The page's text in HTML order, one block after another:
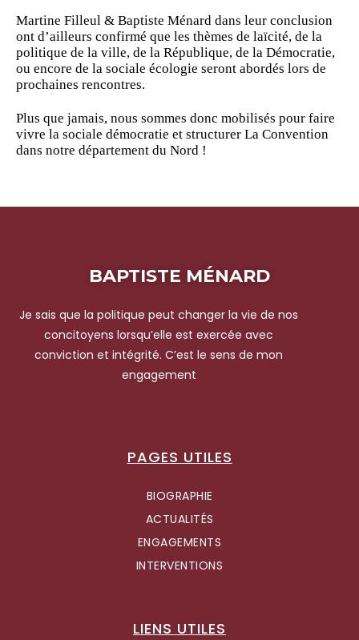
Martine Filleul & Baptiste Ménard dans leur conclusion
ont d’ailleurs confirmé que les thèmes de laïcité, de la
politique de la ville, de la République, de la Démocratie,
ou encore de la sociale écologie seront abordés lors de
prochaines rencontres.
Plus que jamais, nous sommes donc mobilisés pour faire
vivre la sociale démocratie et structurer La Convention
dans notre département du Nord !
BAPTISTE MÉNARD
Je sais que la politique peut changer la vie de nos
concitoyens lorsqu’elle est exercée avec
conviction et intégrité. C’est le sens de mon
engagement
PAGES UTILES
BIOGRAPHIE
ACTUALITÉS
ENGAGEMENTS
INTERVENTIONS
LIENS UTILES